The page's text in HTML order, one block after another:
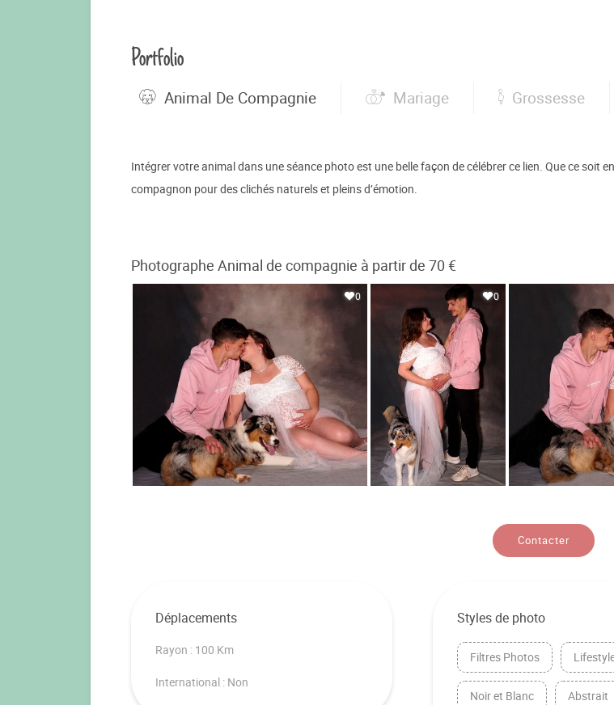
Portfolio
Animal De Compagnie Mariage Grossesse
Intégrer votre animal dans une séance photo est une belle façon de célébrer ce lien. Que ce soit
compagnon pour des clichés naturels et pleins d’émotion.
Photographe Animal de compagnie à partir de 70 €
0 0
Contacter
Déplacements
Rayon : 100 Km
International : Non
Styles de photo
Filtres Photos
Noir et Blanc Abstrait